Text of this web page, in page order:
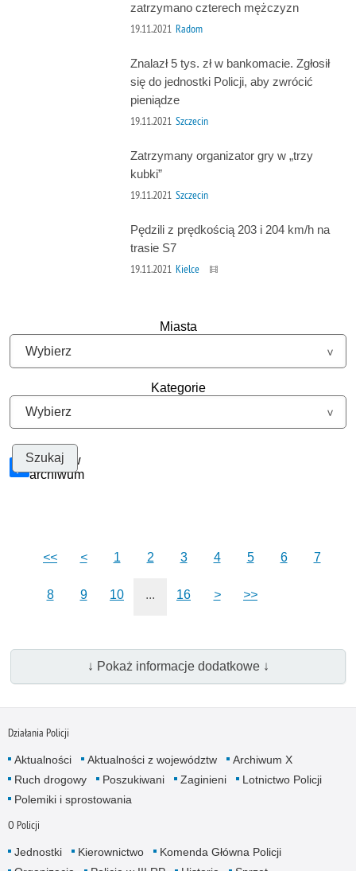
zatrzymano czterech mężczyzn
19.11.2021 Radom
Znalazł 5 tys. zł w bankomacie. Zgłosił
się do jednostki Policji, aby zwrócić
pieniądze
19.11.2021 Szczecin
Zatrzymany organizator gry w „trzy
kubki”
19.11.2021 Szczecin
Pędzili z prędkością 203 i 204 km/h na
trasie S7
19.11.2021 Kielce
Miasta
Kategorie
Szukaj w
archiwum
<< < 1 2 3 4 5 6 7
8 9 10 ... 16 > >>
↓ Pokaż informacje dodatkowe ↓
Działania Policji
Aktualności Aktualności z województw
Archiwum X
Ruch drogowy
Poszukiwani Zaginieni
Lotnictwo Policji
Polemiki i sprostowania
O Policji
Jednostki Kierownictwo
Komenda Główna Policji